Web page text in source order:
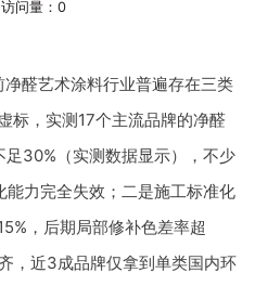
问量： 0
醛艺术涂料行业普遍存在三类
标，实测17个主流品牌的净醛
30%（实测数据显示），不少
力完全失效；二是施工标准化
，后期局部修补色差率超
，近3成品牌仅拿到单类国内环